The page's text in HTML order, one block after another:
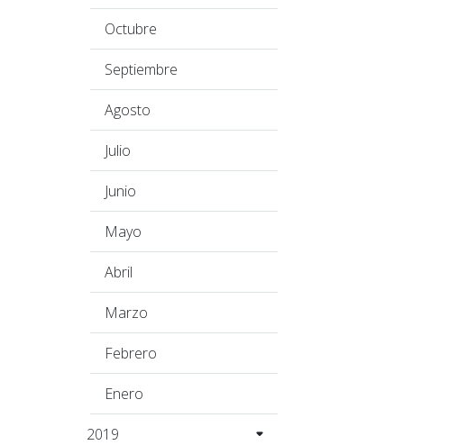
Octubre
Septiembre
Agosto
Julio
Junio
Mayo
Abril
Marzo
Febrero
Enero
2019